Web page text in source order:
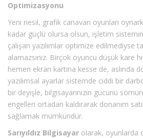
Optimizasyonu
Yeni nesil, grafik canavarı oyunları
kadar güçlü olursa olsun, işletim
çalışan yazılımlar optimize edilmediyse
alamazsınız. Birçok oyuncu düşük kare
hemen ekran kartına kesse de, aslında
yazılımsal ayarlar sistemde ciddi bir
bir deyişle, bilgisayarınızın gücünü
engelleri ortadan kaldırarak donanım
sağlamak mümkündür.
Sarıyıldız Bilgisayar olarak, oyunlarda